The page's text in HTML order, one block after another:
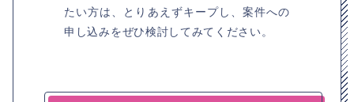
たい方は、とりあえずキープし、案件への
申し込みをぜひ検討してみてください。